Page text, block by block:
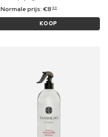
Normale prijs:€8 99
KOOP